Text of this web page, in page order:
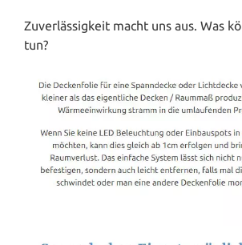
Zuverlässigkeit macht uns aus. Was
tun?